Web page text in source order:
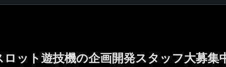
ット遊技機の企画開発スタッフ大募集